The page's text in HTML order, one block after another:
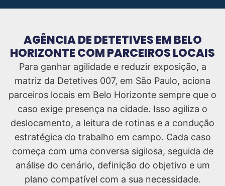
AGÊNCIA DE DETETIVES EM BELO
HORIZONTE COM PARCEIROS LOCAIS
Para ganhar agilidade e reduzir exposição, a
matriz da Detetives 007, em São Paulo, aciona
parceiros locais em Belo Horizonte sempre que o
caso exige presença na cidade. Isso agiliza o
deslocamento, a leitura de rotinas e a condução
estratégica do trabalho em campo. Cada caso
começa com uma conversa sigilosa, seguida de
análise do cenário, definição do objetivo e um
plano compatível com a sua necessidade.